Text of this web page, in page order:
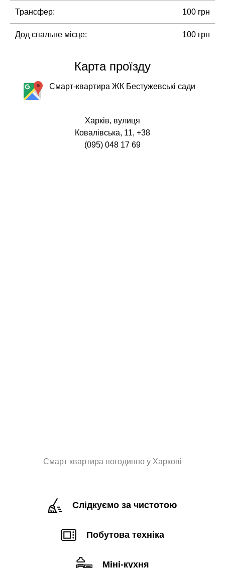
Трансфер: 100 грн
Дод спальне місце: 100 грн
Карта проїзду
Смарт-квартира ЖК Бестужевські сади
Харків, вулиця
Ковалівська, 11, +38
(095) 048 17 69
Смарт квартира погодинно у Харкові
Слідкуємо за чистотою
Побутова техніка
Міні-кухня